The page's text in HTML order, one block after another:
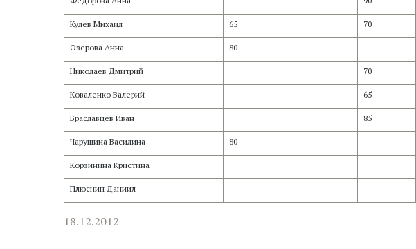
Кулев Михаил 65 70
Озерова Анна 80
Николаев Дмитрий 70
Коваленко Валерий 65
Браславцев Иван 85
Чарушина Василина 80
Корзинина Кристина
Плюснин Даниил
18.12.2012